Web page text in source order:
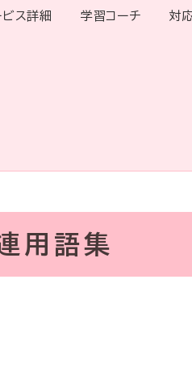
ビス詳細 学習コーチ 対
用語集